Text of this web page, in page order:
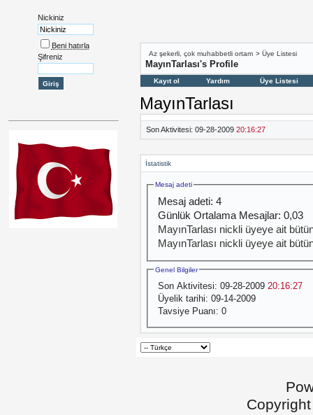
Nickiniz
Beni hatırla
Şifreniz
Az şekerli, çok muhabbetli ortam > Üye Listesi
MayınTarlası's Profile
Kayıt ol Yardım Üye Listesi
MayınTarlası
Son Aktivitesi: 09-28-2009 20:16:27
İstatistik
Mesaj adeti
Mesaj adeti: 4
Günlük Ortalama Mesajlar: 0,03
MayınTarlası nickli üyeye ait
MayınTarlası nickli üyeye ait
Genel Bilgiler
Son Aktivitesi: 09-28-2009 20:16:27
Üyelik tarihi: 09-14-2009
Tavsiye Puanı: 0